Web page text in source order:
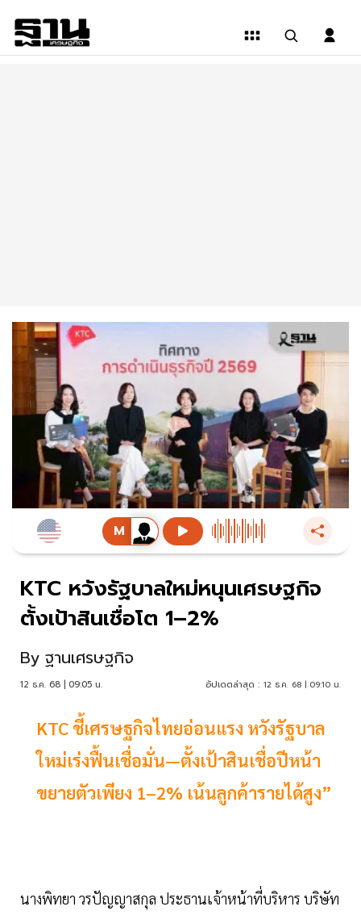
KTC หวังรัฐบาลใหม่หนุนเศรษฐกิจ
ตั้งเป้าสินเชื่อโต 1–2%
By ฐานเศรษฐกิจ
12 ธ.ค. 68 | 09:05 น. อัปเดตล่าสุด : 12 ธ.ค. 68 | 09:10 น.
KTC ชี้เศรษฐกิจไทยอ่อนแรง หวังรัฐบาล
ใหม่เร่งฟื้นเชื่อมั่น—ตั้งเป้าสินเชื่อปีหน้า
ขยายตัวเพียง 1–2% เน้นลูกค้ารายได้สูง”
นางพิทยา วรปัญญาสกุล ประธานเจ้าหน้าที่บริหาร บริษัท